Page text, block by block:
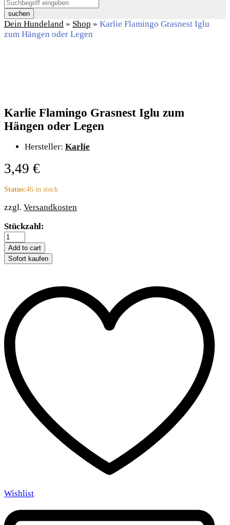
suchen
Dein Hundeland » Shop » Karlie Flamingo Grasnest Iglu
zum Hängen oder Legen
Karlie Flamingo Grasnest Iglu zum
Hängen oder Legen
Hersteller: Karlie
3,49 €
Status:46 in stock
zzgl. Versandkosten
Karlie
Flamingo
Grasnest
Iglu
zum
Legen
quantity
Stückzahl:
Add to cart
Sofort kaufen
Wishlist